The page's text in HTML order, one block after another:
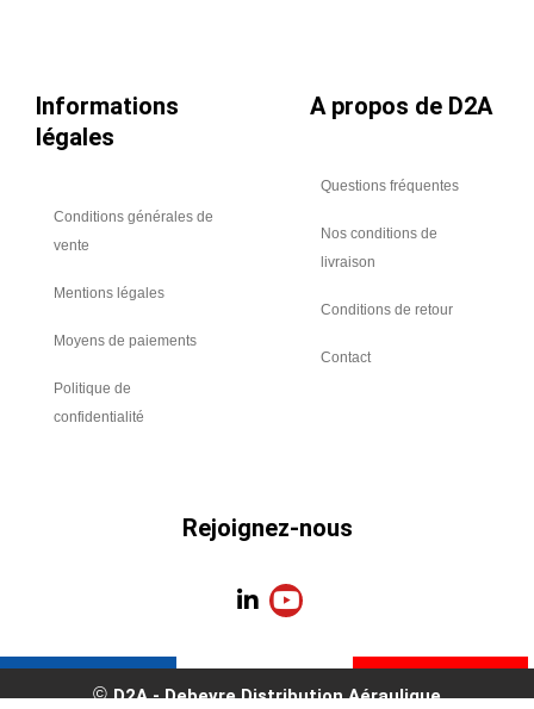
Informations
légales
Conditions générales de
vente
Mentions légales
Moyens de paiements
Politique de
confidentialité
A propos de D2A
Questions fréquentes
Nos conditions de
livraison
Conditions de retour
Contact
Rejoignez-nous
L
k
e
Y
o
t
u
D2A - Debevre Distribution Aéraulique